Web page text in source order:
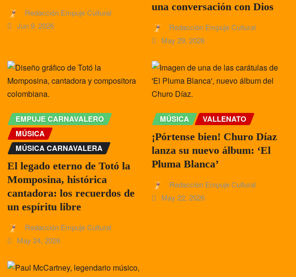
Redacción Empuje Cultural
Jun 9, 2026
una conversación con Dios
Redacción Empuje Cultural
May 29, 2026
EMPUJE CARNAVALERO
MÚSICA
MÚSICA CARNAVALERA
El legado eterno de Totó la
Momposina, histórica
cantadora: los recuerdos de
un espíritu libre
Redacción Empuje Cultural
May 24, 2026
MÚSICA VALLENATO
¡Pórtense bien! Churo Díaz
lanza su nuevo álbum: ‘El
Pluma Blanca’
Redacción Empuje Cultural
May 22, 2026